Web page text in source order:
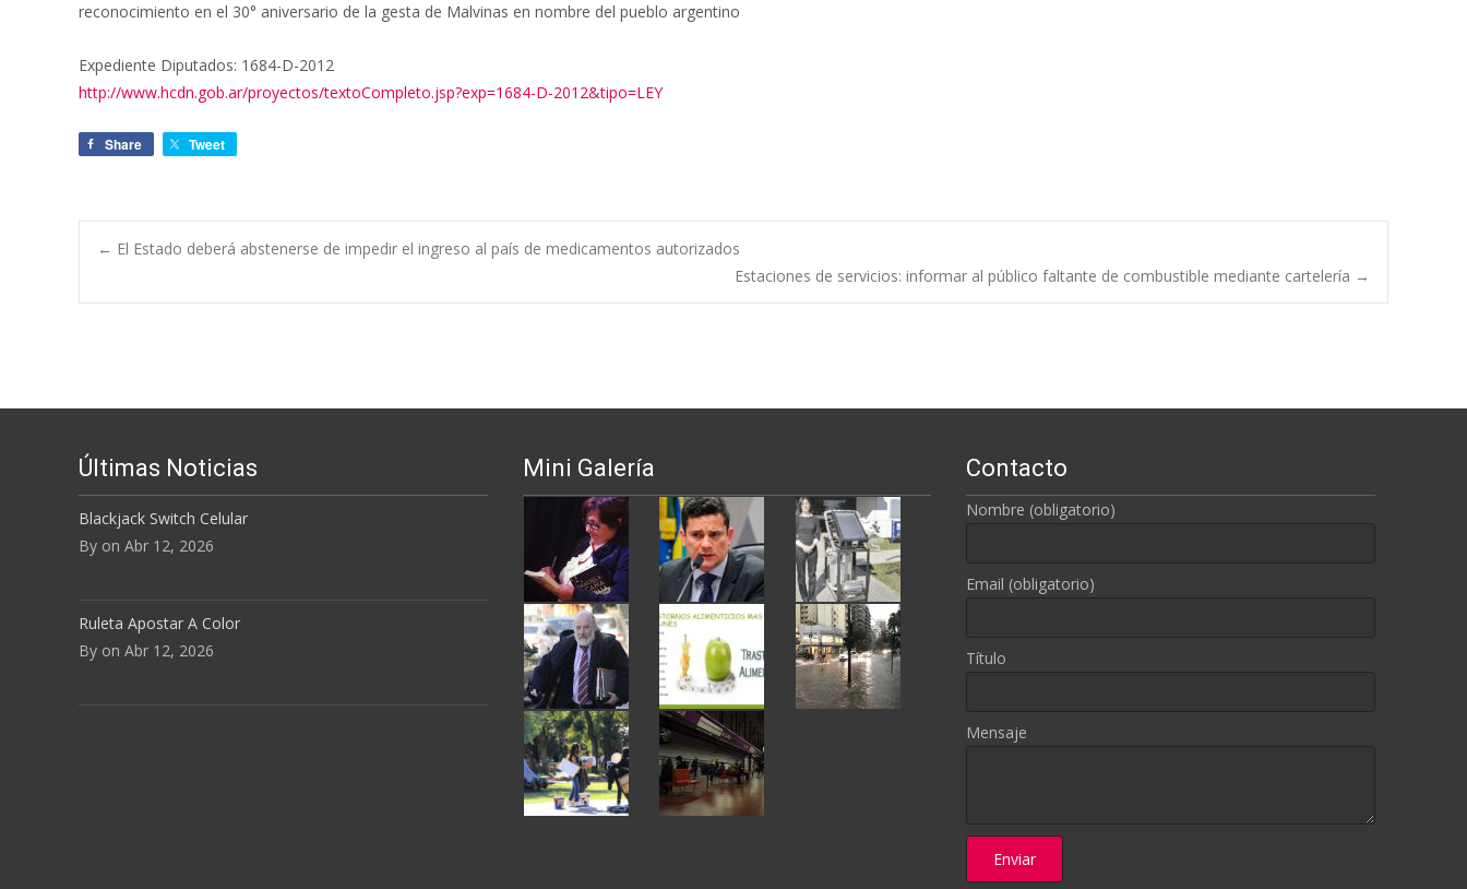
reconocimiento en el 30° aniversario de la gesta de Malvinas en nombre del pueblo argentino
Expediente Diputados: 1684-D-2012
http://www.hcdn.gob.ar/proyectos/textoCompleto.jsp?exp=1684-D-2012&tipo=LEY
Share Tweet
Navegación de entradas
← El Estado deberá abstenerse de impedir el ingreso al país de medicamentos autorizados
Estaciones de servicios: informar al público faltante de combustible mediante cartelería →
Últimas Noticias
Blackjack Switch Celular
By on Abr 12, 2026
Ruleta Apostar A Color
By on Abr 12, 2026
Mini Galería Contacto
Nombre (obligatorio)
Email (obligatorio)
Título
Mensaje